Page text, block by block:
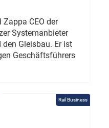
CEO der
Systemanbieter
Gleisbau. Er ist
Geschäftsführers
Rail Business